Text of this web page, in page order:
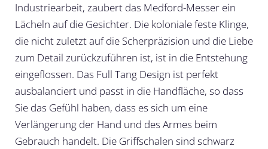
Industriearbeit, zaubert das Medford-Messer ein
Lächeln auf die Gesichter. Die koloniale feste Klinge,
die nicht zuletzt auf die Scherpräzision und die Liebe
zum Detail zurückzuführen ist, ist in die Entstehung
eingeflossen. Das Full Tang Design ist perfekt
ausbalanciert und passt in die Handfläche, so dass
Sie das Gefühl haben, dass es sich um eine
Verlängerung der Hand und des Armes beim
Gebrauch handelt. Die Griffschalen sind schwarz